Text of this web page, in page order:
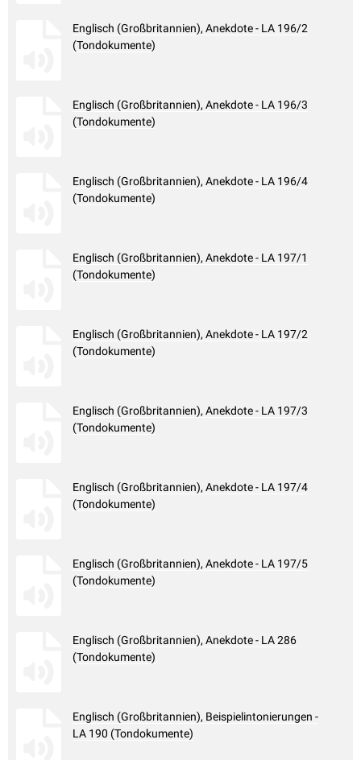
Englisch (Großbritannien), Anekdote - LA 196/2
(Tondokumente)
Englisch (Großbritannien), Anekdote - LA 196/3
(Tondokumente)
Englisch (Großbritannien), Anekdote - LA 196/4
(Tondokumente)
Englisch (Großbritannien), Anekdote - LA 197/1
(Tondokumente)
Englisch (Großbritannien), Anekdote - LA 197/2
(Tondokumente)
Englisch (Großbritannien), Anekdote - LA 197/3
(Tondokumente)
Englisch (Großbritannien), Anekdote - LA 197/4
(Tondokumente)
Englisch (Großbritannien), Anekdote - LA 197/5
(Tondokumente)
Englisch (Großbritannien), Anekdote - LA 286
(Tondokumente)
Englisch (Großbritannien), Beispielintonierungen -
LA 190 (Tondokumente)